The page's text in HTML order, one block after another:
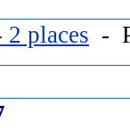
2 places -